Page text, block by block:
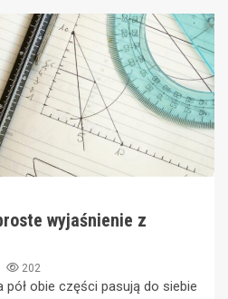
wyjaśnienie z
202
pół obie części pasują do siebie